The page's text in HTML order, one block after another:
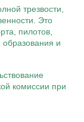
трезвости,
Это
пилотов,
и
комиссии при